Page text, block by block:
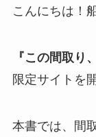
こんにちは！
『この間取り
限定サイトを
本書では、間